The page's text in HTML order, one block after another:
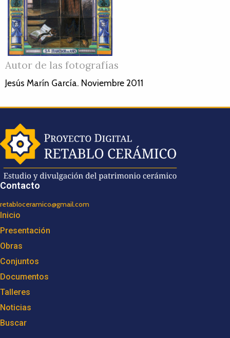
Autor de las fotografías
Jesús Marín García. Noviembre 2011
Contacto
retabloceramico@gmail.com
Inicio
Presentación
Obras
Conjuntos
Documentos
Talleres
Noticias
Buscar